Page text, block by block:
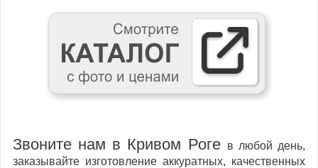
Звоните нам в Кривом Роге в любой день,
заказывайте изготовление аккуратных, качественных